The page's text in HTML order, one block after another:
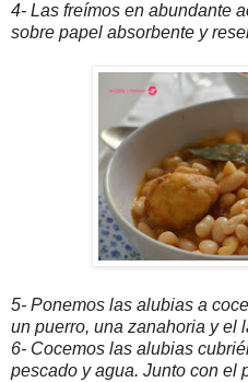
4- Las freímos en abundante
sobre papel absorbente y
5- Ponemos las alubias a
un puerro, una zanahoria y el
6- Cocemos las alubias
pescado y agua. Junto con el